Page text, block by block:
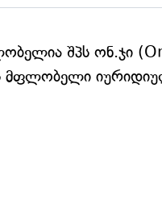
შპს ონ.ჯი
მფლობელი